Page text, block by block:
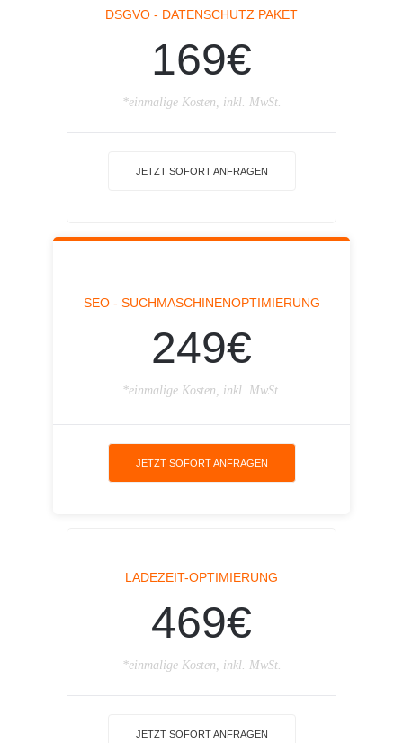
DSGVO - DATENSCHUTZ PAKET
169€
*einmalige Kosten, inkl. MwSt.
JETZT SOFORT ANFRAGEN
SEO - SUCHMASCHINENOPTIMIERUNG
249€
*einmalige Kosten, inkl. MwSt.
JETZT SOFORT ANFRAGEN
LADEZEIT-OPTIMIERUNG
469€
*einmalige Kosten, inkl. MwSt.
JETZT SOFORT ANFRAGEN